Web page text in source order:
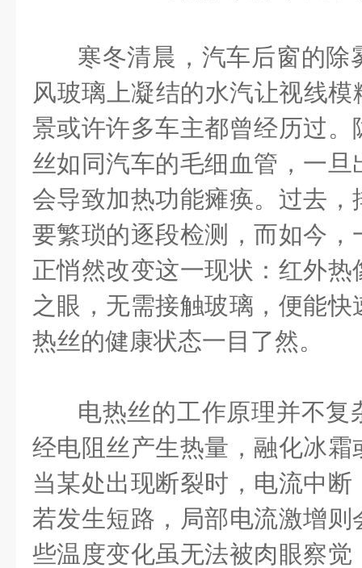
寒冬清晨，汽车后窗的除
风玻璃上凝结的水汽让视线
景或许许多车主都曾经历过
丝如同汽车的毛细血管，一
会导致加热功能瘫痪。过去
要繁琐的逐段检测，而如今
正悄然改变这一现状：红外
之眼，无需接触玻璃，便能
热丝的健康状态一目了然。
电热丝的工作原理并不复
经电阻丝产生热量，融化冰
当某处出现断裂时，电流中
若发生短路，局部电流激增
些温度变化虽无法被肉眼察